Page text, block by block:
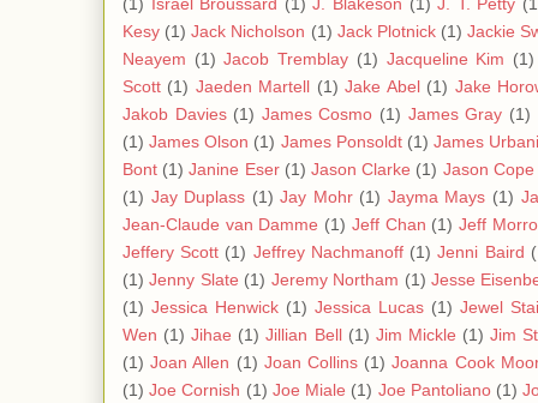
(1) Israel Broussard (1) J. Blakeson (1) J. T. Petty
Kesy (1) Jack Nicholson (1) Jack Plotnick (1) Jackie
Neayem (1) Jacob Tremblay (1) Jacqueline Kim (1)
Scott (1) Jaeden Martell (1) Jake Abel (1) Jake
Jakob Davies (1) James Cosmo (1) James Gray (1)
(1) James Olson (1) James Ponsoldt (1) James
Bont (1) Janine Eser (1) Jason Clarke (1) Jason Cope
(1) Jay Duplass (1) Jay Mohr (1) Jayma Mays (1)
Jean-Claude van Damme (1) Jeff Chan (1) Jeff
Jeffery Scott (1) Jeffrey Nachmanoff (1) Jenni Baird
(1) Jenny Slate (1) Jeremy Northam (1) Jesse
(1) Jessica Henwick (1) Jessica Lucas (1) Jewel
Wen (1) Jihae (1) Jillian Bell (1) Jim Mickle (1) Jim
(1) Joan Allen (1) Joan Collins (1) Joanna Cook
(1) Joe Cornish (1) Joe Miale (1) Joe Pantoliano (1)